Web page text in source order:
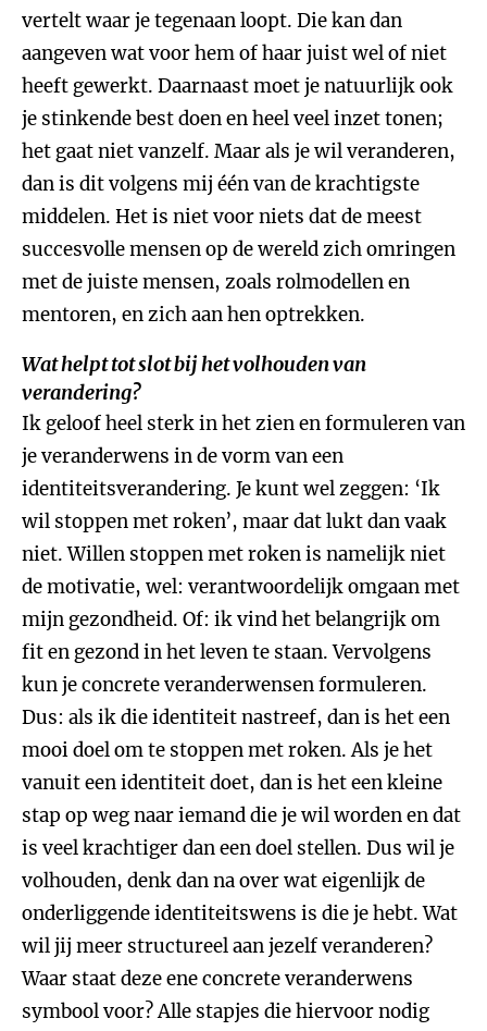
vertelt waar je tegenaan loopt. Die kan dan
aangeven wat voor hem of haar juist wel of niet
heeft gewerkt. Daarnaast moet je natuurlijk ook
je stinkende best doen en heel veel inzet tonen;
het gaat niet vanzelf. Maar als je wil veranderen,
dan is dit volgens mij één van de krachtigste
middelen. Het is niet voor niets dat de meest
succesvolle mensen op de wereld zich omringen
met de juiste mensen, zoals rolmodellen en
mentoren, en zich aan hen optrekken.
Wat helpt tot slot bij het volhouden van
verandering?
Ik geloof heel sterk in het zien en formuleren van
je veranderwens in de vorm van een
identiteitsverandering. Je kunt wel zeggen: ‘Ik
wil stoppen met roken’, maar dat lukt dan vaak
niet. Willen stoppen met roken is namelijk niet
de motivatie, wel: verantwoordelijk omgaan met
mijn gezondheid. Of: ik vind het belangrijk om
fit en gezond in het leven te staan. Vervolgens
kun je concrete veranderwensen formuleren.
Dus: als ik die identiteit nastreef, dan is het een
mooi doel om te stoppen met roken. Als je het
vanuit een identiteit doet, dan is het een kleine
stap op weg naar iemand die je wil worden en dat
is veel krachtiger dan een doel stellen. Dus wil je
volhouden, denk dan na over wat eigenlijk de
onderliggende identiteitswens is die je hebt. Wat
wil jij meer structureel aan jezelf veranderen?
Waar staat deze ene concrete veranderwens
symbool voor? Alle stapjes die hiervoor nodig